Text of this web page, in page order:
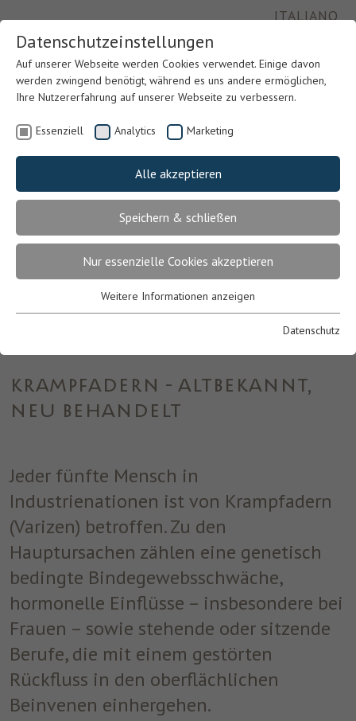
ITALIANO
Previous
KRAMPFADERN - ALTBEKANNT,
NEU BEHANDELT
Jeder fünfte Mensch in
Industrienationen ist von Krampfadern
(Varizen) betroffen. Zu den
Hauptursachen zählen eine genetisch
bedingte Bindegewebsschwäche,
hormonelle Einflüsse – insbesondere bei
Frauen – sowie stehende oder sitzende
Berufe, die mit einem gestörten
Rückfluss in den oberflächlichen
Beinvenen einhergehen.
Datenschutzeinstellungen
Auf unserer Webseite werden Cookies verwendet. Einige davon
werden zwingend benötigt, während es uns andere ermöglichen,
Ihre Nutzererfahrung auf unserer Webseite zu verbessern.
Essenziell Analytics Marketing
Alle akzeptieren
Speichern & schließen
Nur essenzielle Cookies akzeptieren
Essenzielle Cookies werden für grundlegende Funktionen der
einwandfrei funktioniert.
Name cookie_optin
Zweck
Dieses Cookie wird verwendet, um Ihre
Cookie-Einstellungen für diese Website zu
speichern.
Cookie-Informationen anzeigen
indem sie Informationen über ihre Nutzung sammeln und
Marketing
Benutzt um die Web-Navigation des Nutzers zu überwachen und
ein Profil seiner Gewohnheiten zu erstellen.
Name _fbp
Laufzeit 3 Monate
Dieses Cookie wird von Facebook gesetzt,
Cookie-Informationen anzeigen
Weitere Informationen anzeigen
Datenschutz